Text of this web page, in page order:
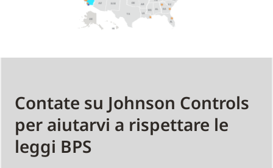
Contate su Johnson Controls
per aiutarvi a rispettare le
leggi BPS